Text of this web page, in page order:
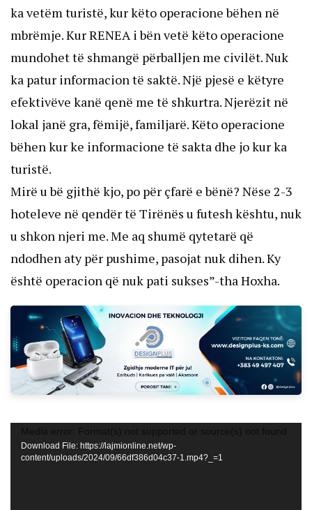
ka vetëm turistë, kur këto operacione bëhen në
mbrëmje. Kur RENEA i bën vetë këto operacione
mundohet të shmangë përballjen me civilët. Nuk
ka patur informacion të saktë. Një pjesë e këtyre
efektivëve kanë qenë me të shkurtra. Njerëzit në
lokal janë gra, fëmijë, familjarë. Këto operacione
bëhen kur ke informacione të sakta dhe jo kur ka
turistë.
Mirë u bë gjithë kjo, po për çfarë e bënë? Nëse 2-3
hoteleve në qendër të Tirënës u futesh kështu, nuk
u shkon njeri me. Me aq shumë qytetarë që
ndodhen aty për pushime, pasojat nuk dihen. Ky
është operacion që nuk pati sukses”-tha Hoxha.
Download File: https://lajmionline.net/wp-
content/uploads/2024/09/66df386d04c37-1.mp4?_=1